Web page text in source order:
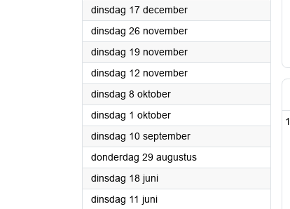
dinsdag 17 december2024
dinsdag 26 november2024
dinsdag 19 november2024
dinsdag 12 november2024
dinsdag 8 oktober2024
dinsdag 1 oktober2024
dinsdag 10 september2024
donderdag 29 augustus2024
dinsdag 18 juni2024
dinsdag 11 juni2024